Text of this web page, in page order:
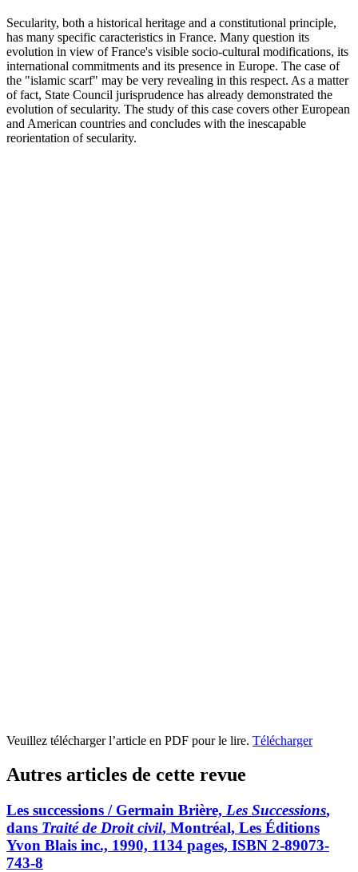
Secularity, both a historical heritage and a constitutional principle,
has many specific caracteristics in France. Many question its
evolution in view of France's visible socio-cultural modifications, its
international commitments and its presence in Europe. The case of
the "islamic scarf" may be very revealing in this respect. As a matter
of fact, State Council jurisprudence has already demonstrated the
evolution of secularity. The study of this case covers other European
and American countries and concludes with the inescapable
reorientation of secularity.
Veuillez télécharger l’article en PDF pour le lire. Télécharger
Autres articles de cette revue
Les successions / Germain Brière, Les Successions,
dans Traité de Droit civil, Montréal, Les Éditions
Yvon Blais inc., 1990, 1134 pages, ISBN 2-89073-
743-8